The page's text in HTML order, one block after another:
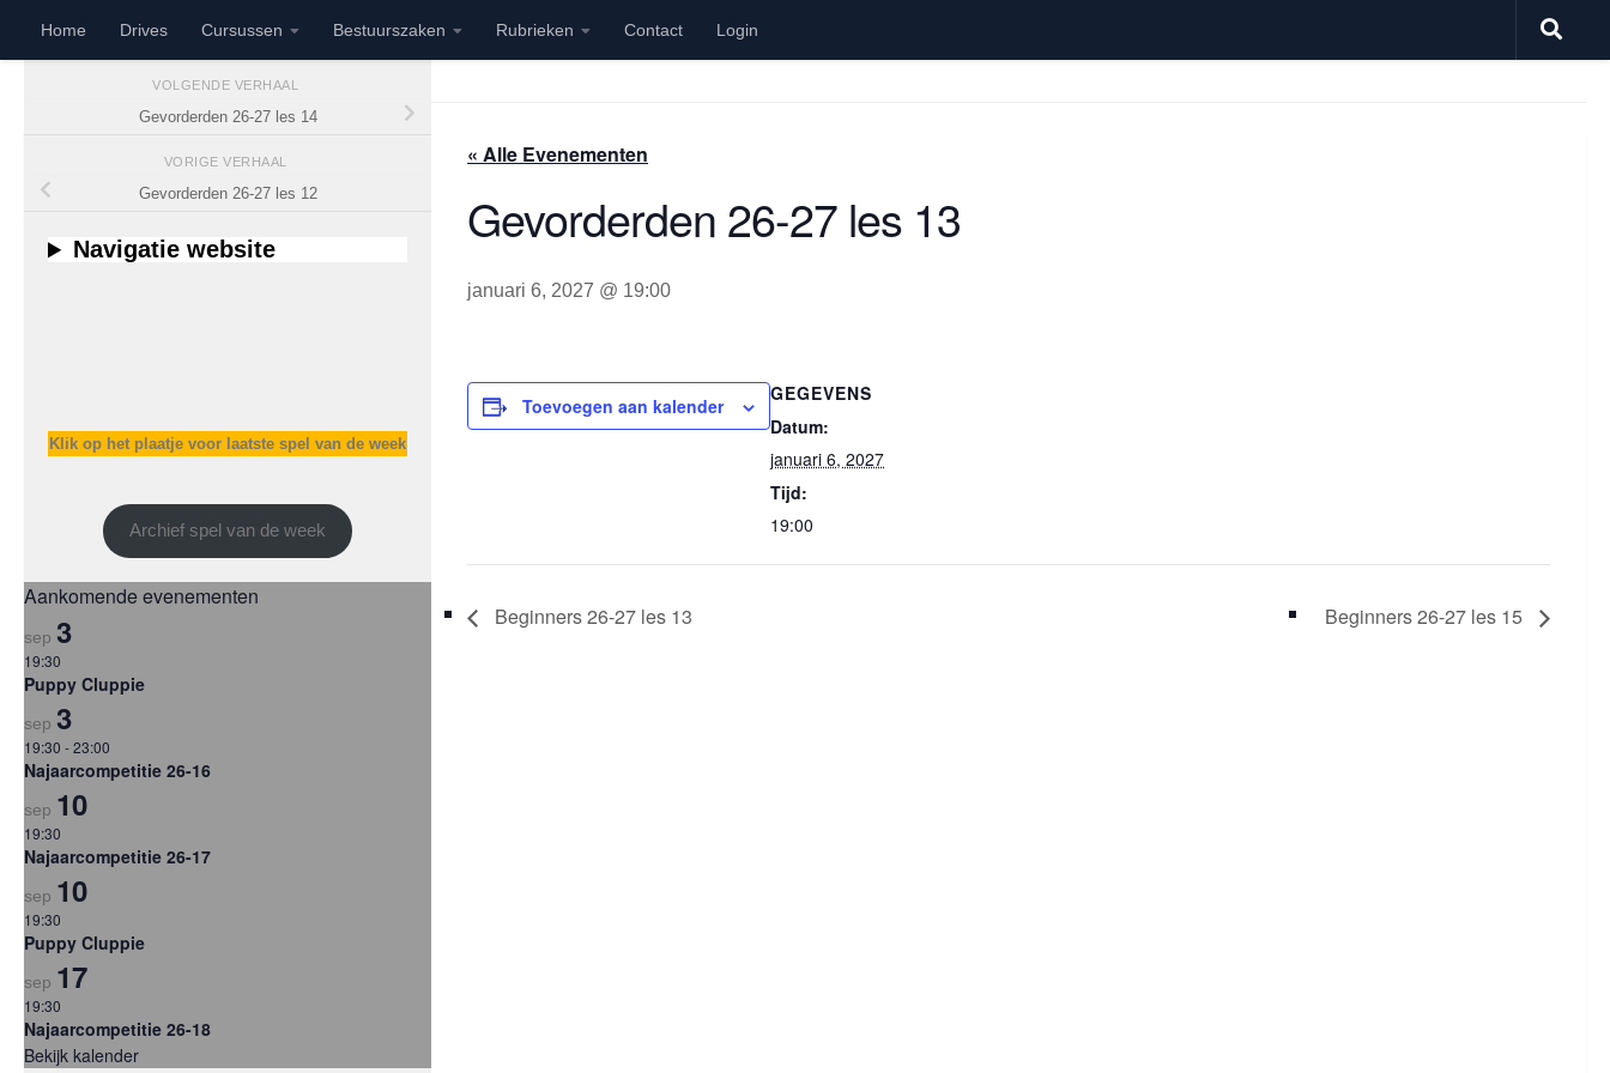
Doorgaan naar inhoud
Home Drives Cursussen Bestuurszaken Rubrieken Contact Login
« Alle Evenementen
Gevorderden 26-27 les 13
januari 6, 2027 @ 19:00
Toevoegen aan kalender
GEGEVENS
Datum:
januari 6, 2027
Tijd:
19:00
Beginners 26-27 les 13 Beginners 26-27 les 15
VOLGENDE VERHAAL
Gevorderden 26-27 les 14
VORIGE VERHAAL
Gevorderden 26-27 les 12
Navigatie website
Klik op het plaatje voor laatste spel van de week
Archief spel van de week
Aankomende evenementen
sep 3
19:30
Puppy Cluppie
sep 3
19:30 -23:00
Najaarcompetitie 26-16
sep 10
19:30
Najaarcompetitie 26-17
sep 10
19:30
Puppy Cluppie
sep 17
19:30
Najaarcompetitie 26-18
Bekijk kalender